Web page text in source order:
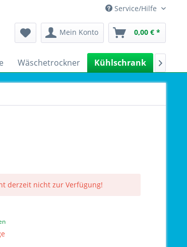
Service/Hilfe
Mein Konto 0,00 € *
Wäschetrockner Kühlschrank 
derzeit nicht zur Verfügung!